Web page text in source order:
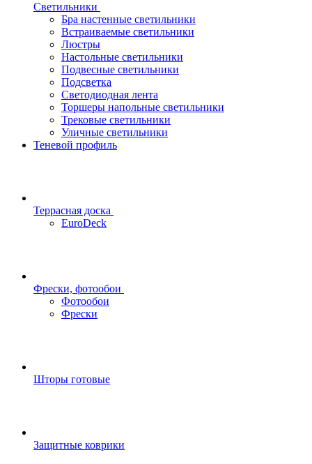
Светильники
Бра настенные светильники
Встраиваемые светильники
Люстры
Настольные светильники
Подвесные светильники
Подсветка
Светодиодная лента
Торшеры напольные светильники
Трековые светильники
Уличные светильники
Теневой профиль
Террасная доска
EuroDeck
Фрески, фотообои
Фотообои
Фрески
Шторы готовые
Защитные коврики